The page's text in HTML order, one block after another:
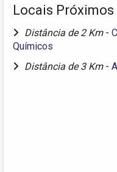
Locais Próximos
Distância de 2 Km -
Químicos
Distância de 3 Km -